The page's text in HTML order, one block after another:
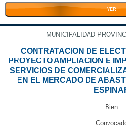
VER
MUNICIPALIDAD
CONTRATACION DE
PROYECTO AMPLIACION E
SERVICIOS DE
EN EL MERCADO DE
Bien